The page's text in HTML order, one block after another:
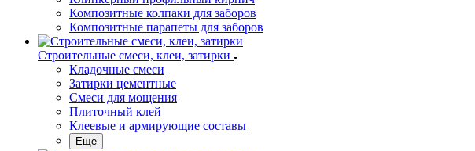
Композитные колпаки для заборов
Композитные парапеты для заборов
Строительные смеси, клеи, затирки
Кладочные смеси
Затирки цементные
Смеси для мощения
Плиточный клей
Клеевые и армирующие составы
Еще